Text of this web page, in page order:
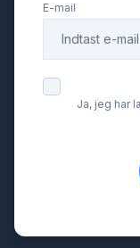
E-mail
Ja, jeg har